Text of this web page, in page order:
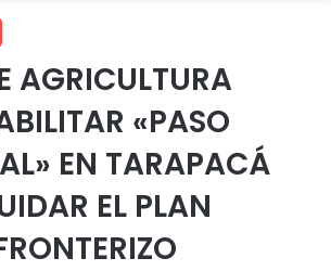
AGRICULTURA
«PASO
EN TARAPACÁ
EL PLAN